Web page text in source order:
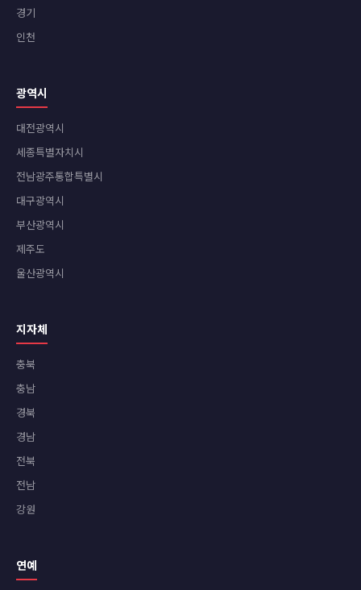
경기
인천
광역시
대전광역시
세종특별자치시
전남광주통합특별시
대구광역시
부산광역시
제주도
울산광역시
지자체
충북
충남
경북
경남
전북
전남
강원
연예